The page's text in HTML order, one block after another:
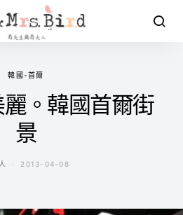
韓國-首爾
。韓國首爾街
景
2013-04-08